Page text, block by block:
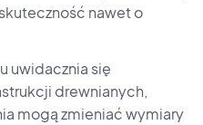
nawet o
uwidacznia się
drewnianych,
mogą zmieniać wymiary